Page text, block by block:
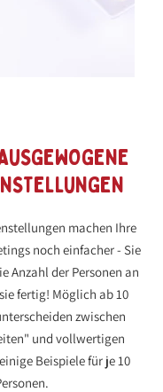
machen Ihre
noch einfacher - Sie
Anzahl der Personen an
fertig! Möglich ab 10
zwischen
und vollwertigen
Beispiele für je 10